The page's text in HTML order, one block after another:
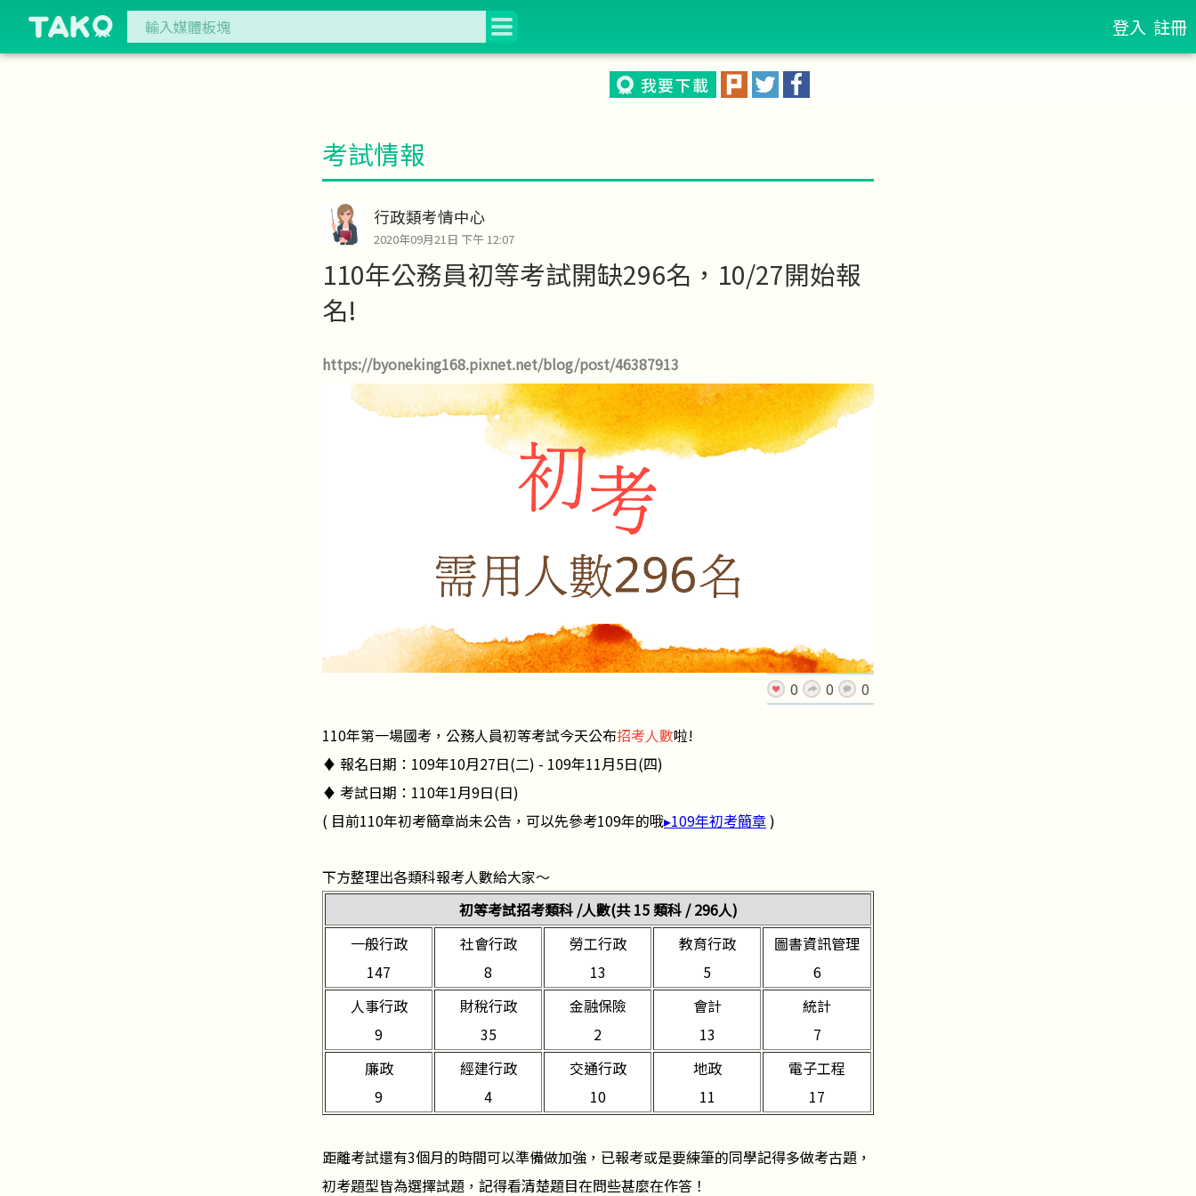
登入 註冊
考試情報
行政類考情中心
2020年09月21日 下午 12:07
110年公務員初等考試開缺296名，10/27開始報
名!
https://byoneking168.pixnet.net/blog/post/46387913
0 0 0
110年第一場國考，公務人員初等考試今天公布招考人數啦!
♦ 報名日期： 109年10月27日(二) - 109年11月5日(四)
♦ 考試日期： 110年1月9日(日)
( 目前110年初考簡章尚未公告，可以先參考109年的哦▸109年初考簡章)
下方整理出各類科報考人數給大家～
初等考試招考類科 /人數(共 15 類科 / 296人)
一般行政
147
社會行政
8
勞工行政
13
教育行政
5
圖書資訊管理
6
人事行政
9
財稅行政
35
金融保險
2
會計
13
統計
7
廉政
9
經建行政
4
交通行政
10
地政
11
電子工程
17
距離考試還有3個月的時間可以準備做加強，已報考或是要練筆的同學記得多做考古題，
初考題型皆為選擇試題，記得看清楚題目在問些甚麼在作答！